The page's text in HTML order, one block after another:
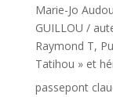
Marie-Jo
GUILLOU /
Raymond T,
Tatihou » et
passepont